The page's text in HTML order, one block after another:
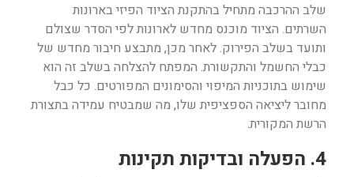
שלב ההרכבה מתחיל בהתקנת הציוד הפיזי בארונות
השרתים. הציוד מוכנס מחדש לארונות לפי הסדר שצולם
ותועד בשלב הפירוק. לאחר מכן, מתבצע חיבור מחדש של
כבלי החשמל והתקשורת. המפתח להצלחה בשלב זה הוא
שימוש בתוכניות המיפוי והסימונים המפורטים. כל כבל
מחובר ליציאה הספציפית שלו, מה שמבטיח עמידה בתצורת
הרשת המקורית.
4. הפעלה ובדיקות תקינות